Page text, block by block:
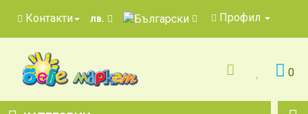
Контакти лв. Профил
0